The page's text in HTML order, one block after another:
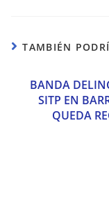
TAMBIÉN
BANDA
SITP EN
QUEDA